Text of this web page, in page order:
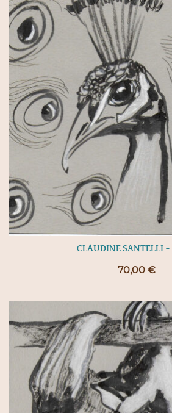
CLAUDINE SANTELLI –
70,00 €